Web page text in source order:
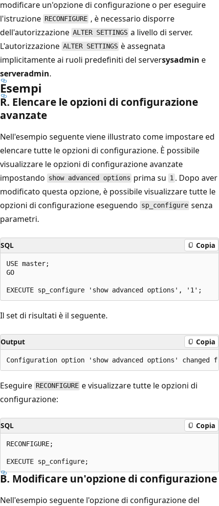
modificare un'opzione di configurazione o per eseguire
l'istruzione RECONFIGURE , è necessario disporre
dell'autorizzazione ALTER SETTINGS a livello di server.
L'autorizzazione ALTER SETTINGS è assegnata
implicitamente ai ruoli predefiniti del serversysadmin e
serveradmin.
Esempi
R. Elencare le opzioni di configurazione
avanzate
Nell'esempio seguente viene illustrato come impostare ed
elencare tutte le opzioni di configurazione. È possibile
visualizzare le opzioni di configurazione avanzate
impostando show advanced options prima su 1. Dopo aver
modificato questa opzione, è possibile visualizzare tutte le
opzioni di configurazione eseguendo sp_configure senza
parametri.
SQL Copia
USE master;
GO
Il set di risultati è il seguente.
Output Copia
Eseguire RECONFIGURE e visualizzare tutte le opzioni di
configurazione:
SQL Copia
RECONFIGURE;
B. Modificare un'opzione di configurazione
Nell'esempio seguente l'opzione di configurazione del